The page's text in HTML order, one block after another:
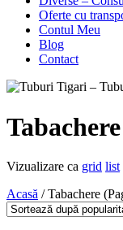
Oferte cu
Contul Meu
Blog
Contact
Tabachere
Vizualizare ca grid list
Acasă / Tabachere